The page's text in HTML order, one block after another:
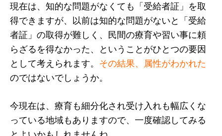
現在は、知的な問題がなくても「受給者証」を取
得できますが、以前は知的な問題がないと「受給
者証」の取得が難しく、民間の療育や習い事に頼
らざるを得なかった、ということがひとつの要因
として考えられます。 その結果、属性がわかれた
のではないでしょうか。
今現在は、療育も細分化され受け入れも幅広くな
っている地域もありますので、一度確認してみる